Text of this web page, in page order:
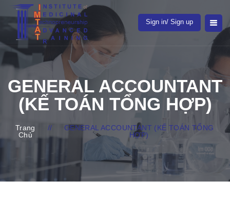
Sign in/ Sign up
GENERAL ACCOUNTANT
(KẾ TOÁN TỔNG HỢP)
Trang
Chủ
//
GENERAL ACCOUNTANT (KẾ TOÁN TỔNG
HỢP)